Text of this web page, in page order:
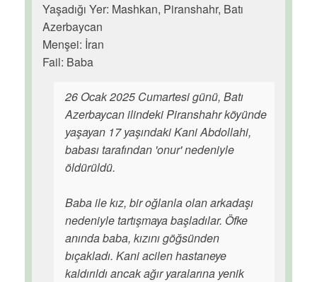
Yaşadığı Yer: Mashkan, Piranshahr, Batı
Azerbaycan
Menşei: İran
Fail: Baba
26 Ocak 2025 Cumartesi günü, Batı
Azerbaycan ilindeki Piranshahr köyünde
yaşayan 17 yaşındaki Kani Abdollahi,
babası tarafından 'onur' nedeniyle
öldürüldü.
Baba ile kız, bir oğlanla olan arkadaşı
nedeniyle tartışmaya başladılar. Öfke
anında baba, kızını göğsünden
bıçakladı. Kani acilen hastaneye
kaldırıldı ancak ağır yaralarına yenik